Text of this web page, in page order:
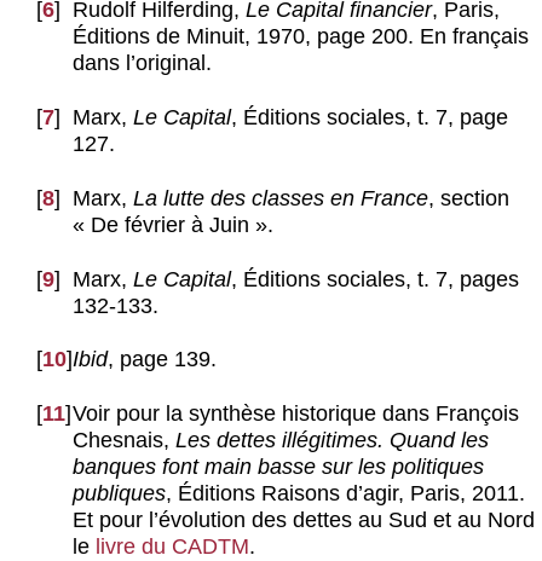
[6] Rudolf Hilferding, Le Capital financier, Paris,
Éditions de Minuit, 1970, page 200. En français
dans l’original.
[7] Marx, Le Capital, Éditions sociales, t. 7, page
127.
[8] Marx, La lutte des classes en France, section
« De février à Juin ».
[9] Marx, Le Capital, Éditions sociales, t. 7, pages
132-133.
[10]Ibid, page 139.
[11]Voir pour la synthèse historique dans François
Chesnais, Les dettes illégitimes. Quand les
banques font main basse sur les politiques
publiques, Éditions Raisons d’agir, Paris, 2011.
Et pour l’évolution des dettes au Sud et au Nord
le livre du CADTM.